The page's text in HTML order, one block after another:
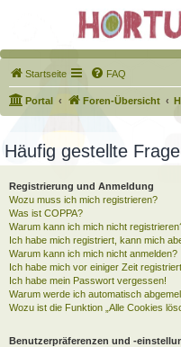
Startseite FAQ
Portal Foren-Übersicht
Häufig gestellte
Registrierung und Anmeldung
Wozu muss ich mich registrieren?
Was ist COPPA?
Warum kann ich mich nicht
Ich habe mich registriert, kann mich
Warum kann ich mich nicht anmelden?
Ich habe mich vor einiger Zeit
Ich habe mein Passwort vergessen!
Warum werde ich automatisch
Wozu ist die Funktion „Alle Cookies
Benutzerpräferenzen und -